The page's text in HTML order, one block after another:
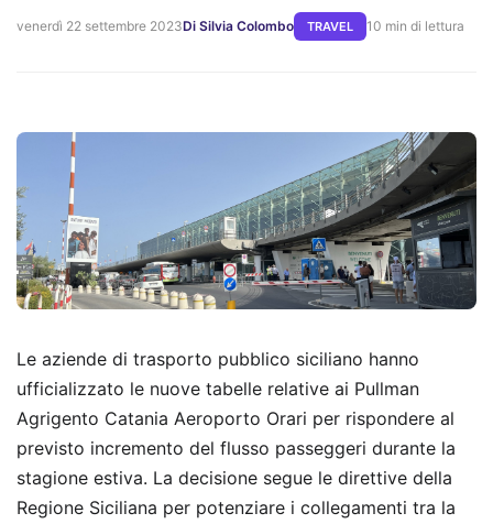
venerdì 22 settembre 2023Di Silvia Colombo TRAVEL 10 min di lettura
Le aziende di trasporto pubblico siciliano hanno
ufficializzato le nuove tabelle relative ai Pullman
Agrigento Catania Aeroporto Orari per rispondere al
previsto incremento del flusso passeggeri durante la
stagione estiva. La decisione segue le direttive della
Regione Siciliana per potenziare i collegamenti tra la